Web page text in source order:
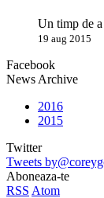
Un timp de a
19 aug 2015
Facebook
News Archive
2016
2015
Twitter
Tweets
Aboneaza-te
RSS Atom